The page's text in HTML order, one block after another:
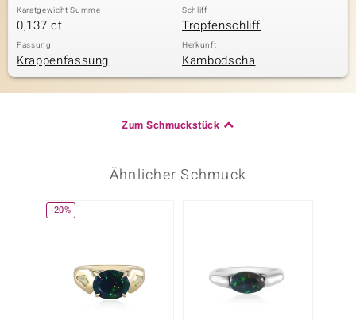
Karatgewicht Summe
0,137 ct
Schliff
Tropfenschliff
Fassung
Krappenfassung
Herkunft
Kambodscha
Zum Schmuckstück
Ähnlicher Schmuck
-20%